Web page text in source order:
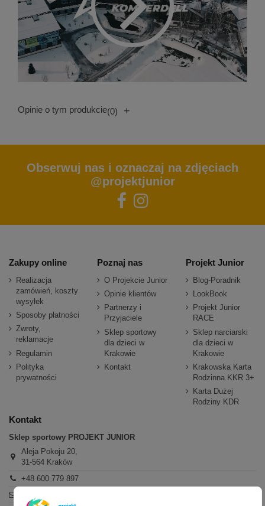
Opinie o tym produkcie(0) +
Obserwuj nas i oznaczaj na zdjęciach
@projektjunior
Zakupy online
Realizacja
zamówień, koszty
wysyłek
Sposoby płatności
Zwroty,
reklamacje
Regulamin
Polityka
prywatności
Poznaj nas
O Projekcie Junior
Opinie klientów
Partnerzy i
Przyjaciele
Sklep sportowy
dla dzieci w
Krakowie
Kontakt
Projekt Junior
Blog-Poradnik
LookBook
Projekt Junior
RACE
Sklep narciarski
dla dzieci w
Krakowie
Krakowska Karta
Rodzinna KKR 3+
Karta Dużej
Rodziny KDR
Kontakt
Sklep sportowy PROJEKT JUNIOR
Aleja Pokoju 20,
31-564 Kraków
+48 600 779 897